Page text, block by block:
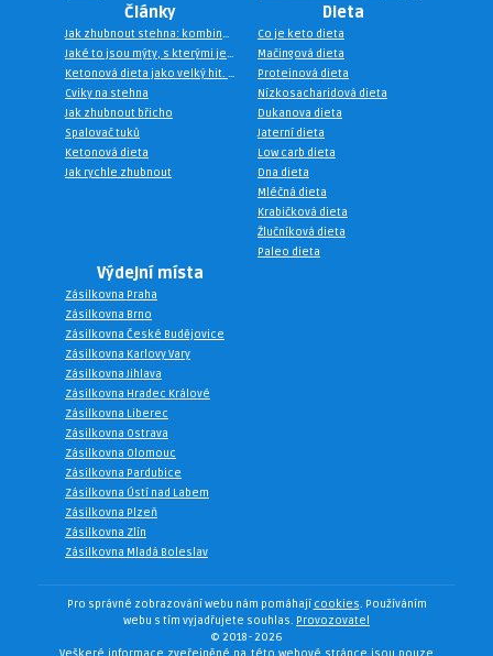
Články
Jak zhubnout stehna: kombinace cvičení, stravy a regenerace podle trenéra
Jaké to jsou mýty, s kterými je spojena keto dieta?
Ketonová dieta jako velký hit. Na čem je založena?
Cviky na stehna
Jak zhubnout břicho
Spalovač tuků
Ketonová dieta
Jak rychle zhubnout
Dieta
Co je keto dieta
Mačingová dieta
Proteinová dieta
Nízkosacharidová dieta
Dukanova dieta
Jaterní dieta
Low carb dieta
Dna dieta
Mléčná dieta
Krabičková dieta
Žlučníková dieta
Paleo dieta
Výdejní místa
Zásilkovna Praha
Zásilkovna Brno
Zásilkovna České Budějovice
Zásilkovna Karlovy Vary
Zásilkovna Jihlava
Zásilkovna Hradec Králové
Zásilkovna Liberec
Zásilkovna Ostrava
Zásilkovna Olomouc
Zásilkovna Pardubice
Zásilkovna Ústí nad Labem
Zásilkovna Plzeň
Zásilkovna Zlín
Zásilkovna Mladá Boleslav
Pro správné zobrazování webu nám pomáhají cookies. Používáním
webu s tím vyjadřujete souhlas. Provozovatel
© 2018 -2026